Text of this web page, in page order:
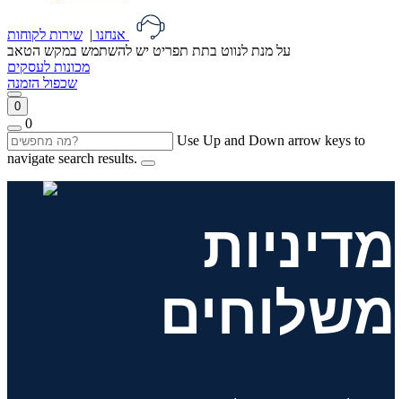
אנחנו |
על מנת לנווט בתת תפריט יש להשתמש במקש הטאב
מכונות לעסקים
שכפול הזמנה
0
0
Use Up and Down arrow keys to
navigate search results.
מדיניות
משלוחים